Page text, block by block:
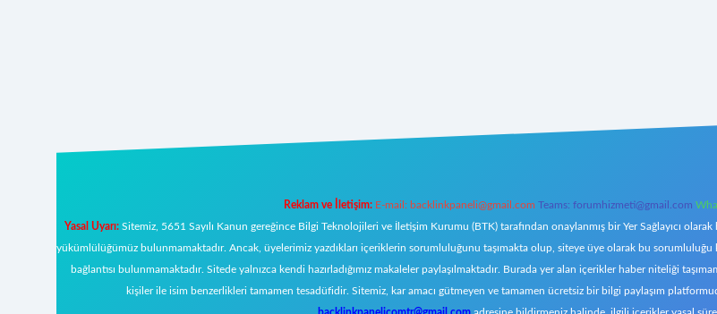
Reklam ve İletişim: E-mail: backlinkpaneli@gmail.com Teams: forumhizmeti@gmail.com
Yasal Uyarı:Sitemiz, 5651 Sayılı Kanun gereğince Bilgi Teknolojileri ve İletişim Kurumu (BTK) tarafından onaylanmış bir Yer Sağlayıcı
yükümlülüğümüz bulunmamaktadır. Ancak, üyelerimiz yazdıkları içeriklerin sorumluluğunu taşımakta olup, siteye üye olarak bu
bağlantısı bulunmamaktadır. Sitede yalnızca kendi hazırladığımız makaleler paylaşılmaktadır. Burada yer alan içerikler haber niteliği
kişiler ile isim benzerlikleri tamamen tesadüfidir. Sitemiz, kar amacı gütmeyen ve tamamen ücretsiz bir bilgi paylaşım